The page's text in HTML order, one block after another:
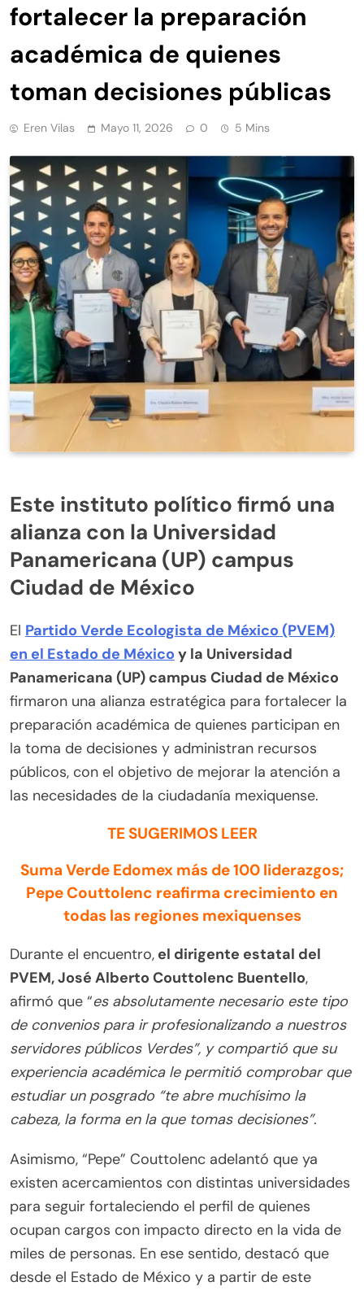
fortalecer la preparación
académica de quienes
toman decisiones públicas
Eren Vilas Mayo 11, 2026 0 5 Mins
Este instituto político firmó una
alianza con la Universidad
Panamericana (UP) campus
Ciudad de México
El Partido Verde Ecologista de México (PVEM)
en el Estado de México y la Universidad
Panamericana (UP) campus Ciudad de México
firmaron una alianza estratégica para fortalecer la
preparación académica de quienes participan en
la toma de decisiones y administran recursos
públicos, con el objetivo de mejorar la atención a
las necesidades de la ciudadanía mexiquense.
TE SUGERIMOS LEER
Suma Verde Edomex más de 100 liderazgos;
Pepe Couttolenc reafirma crecimiento en
todas las regiones mexiquenses
Durante el encuentro, el dirigente estatal del
PVEM, José Alberto Couttolenc Buentello,
afirmó que “es absolutamente necesario este tipo
de convenios para ir profesionalizando a nuestros
servidores públicos Verdes”, y compartió que su
experiencia académica le permitió comprobar que
estudiar un posgrado “te abre muchísimo la
cabeza, la forma en la que tomas decisiones”.
Asimismo, “Pepe” Couttolenc adelantó que ya
existen acercamientos con distintas universidades
para seguir fortaleciendo el perfil de quienes
ocupan cargos con impacto directo en la vida de
miles de personas. En ese sentido, destacó que
desde el Estado de México y a partir de este